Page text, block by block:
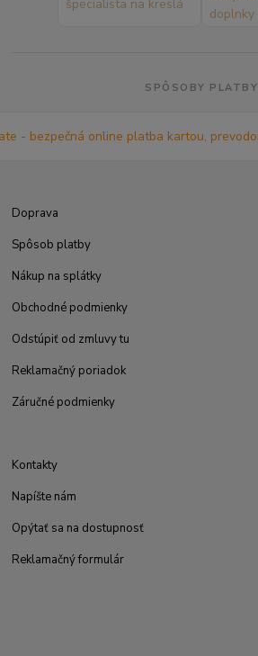
SPÔSOBY PLATBY
Doprava
Spôsob platby
Nákup na splátky
Obchodné podmienky
Odstúpiť od zmluvy tu
Reklamačný poriadok
Záručné podmienky
Kontakty
Napíšte nám
Opýtať sa na dostupnosť
Reklamačný formulár